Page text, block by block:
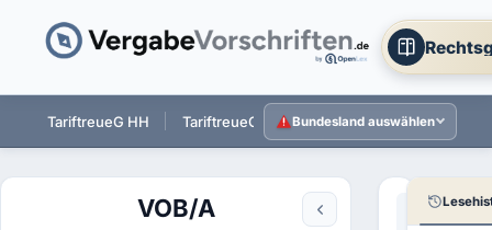
TariftreueG HH TariftreueG NI TariftreueG HE
Bundesland auswählen
VOB/A Aa